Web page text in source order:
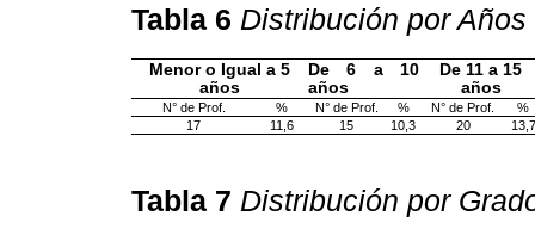
Tabla 6 Distribución por
Menor o Igual a 5
años
De 6 a 10
años
De 11 a 15
años
N° de Prof. % N° de Prof. % N° de Prof.
%
17
11,6 15 10,3 20 13,7
Tabla 7 Distribución por